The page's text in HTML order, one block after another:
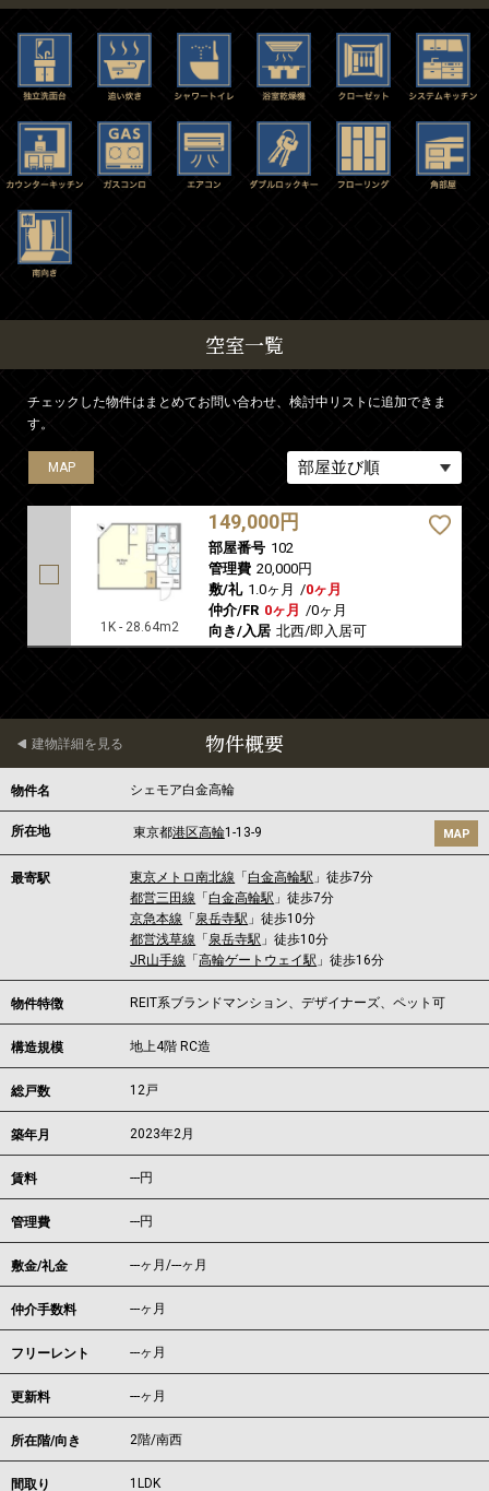
空室一覧
チェックした物件はまとめてお問い合わせ、検討中リストに追加できま
す。
MAP
1K - 28.64m2
149,000円
部屋番号 102
管理費 20,000円
敷/礼 1.0ヶ月 /0ヶ月
仲介/FR 0ヶ月 /0ヶ月
向き/入居 北西/即入居可
物件概要
建物詳細を見る
物件名 シェモア白金高輪
所在地 東京都港区高輪1-13-9 MAP
最寄駅 東京メトロ南北線 「 白金高輪駅 」徒歩7分
都営三田線 「 白金高輪駅 」徒歩7分
京急本線 「 泉岳寺駅 」徒歩10分
都営浅草線 「 泉岳寺駅 」徒歩10分
JR山手線 「高輪ゲートウェイ駅 」徒歩16分
物件特徴 REIT系ブランドマンション、デザイナーズ、ペット可
構造規模 地上4階 RC造
総戸数 12戸
築年月 2023年2月
賃料 ---円
管理費 ---円
敷金/礼金 ---ヶ月/---ヶ月
仲介手数料 ---ヶ月
フリーレント ---ヶ月
更新料 ---ヶ月
所在階/向き 2階/南西
間取り 1LDK